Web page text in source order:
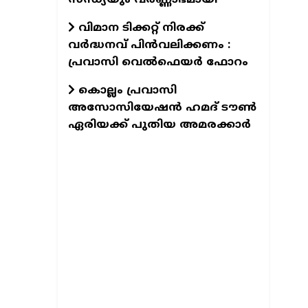
വിമാന ടിക്കറ്റ് നിരക്ക്
വർദ്ധനവ് പിൻവലിക്കണം :
പ്രവാസി വെൽഫെയർ ഫോറം
കൊല്ലം പ്രവാസി
അസോസിയേഷന്‍ ഹമദ് ടൗണ്‍
ഏരിയക്ക് പുതിയ അമരക്കാര്‍